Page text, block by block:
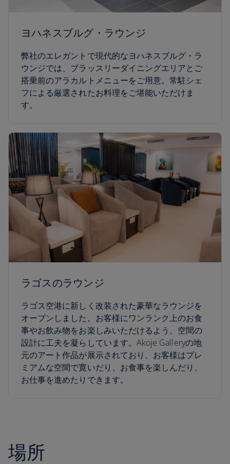
ヨハネスブルグ・ラウンジ
弊社のエレガントで現代的なヨハネスブルグ・ラ
ウンジでは、ブラッスリーダイニングエリアとご
搭乗前のアラカルトメニューをご用意。常駐シェ
フによる厳選されたお料理をご堪能いただけま
す。
ラゴスのラウンジ
ラゴス空港に新しく改装された豪華なラウンジを
オープンしました。お客様にワンランク上のお食
事やお飲み物をお楽しみいただけるよう、空間の
設計に工夫を凝らしています。Akoje Galleryの地
元のアート作品が展示されており、お客様はプレ
ミアムな空間で寛いだり、お食事を楽しんだり、
お仕事を進めたりできます。
場所